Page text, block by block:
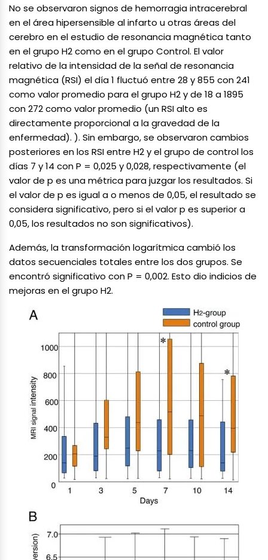
No se observaron signos de hemorragia intracerebral
en el área hipersensible al infarto u otras áreas del
cerebro en el estudio de resonancia magnética tanto
en el grupo H2 como en el grupo Control. El valor
relativo de la intensidad de la señal de resonancia
magnética (RSI) el día 1 fluctuó entre 28 y 855 con 241
como valor promedio para el grupo H2 y de 18 a 1895
con 272 como valor promedio (un RSI alto es
directamente proporcional a la gravedad de la
enfermedad). ). Sin embargo, se observaron cambios
posteriores en los RSI entre H2 y el grupo de control los
días 7 y 14 con P = 0,025 y 0,028, respectivamente (el
valor de p es una métrica para juzgar los resultados. Si
el valor de p es igual a o menos de 0,05, el resultado se
considera significativo, pero si el valor p es superior a
0,05, los resultados no son significativos).
Además, la transformación logarítmica cambió los
datos secuenciales totales entre los dos grupos. Se
encontró significativo con P = 0,002. Esto dio indicios de
mejoras en el grupo H2.